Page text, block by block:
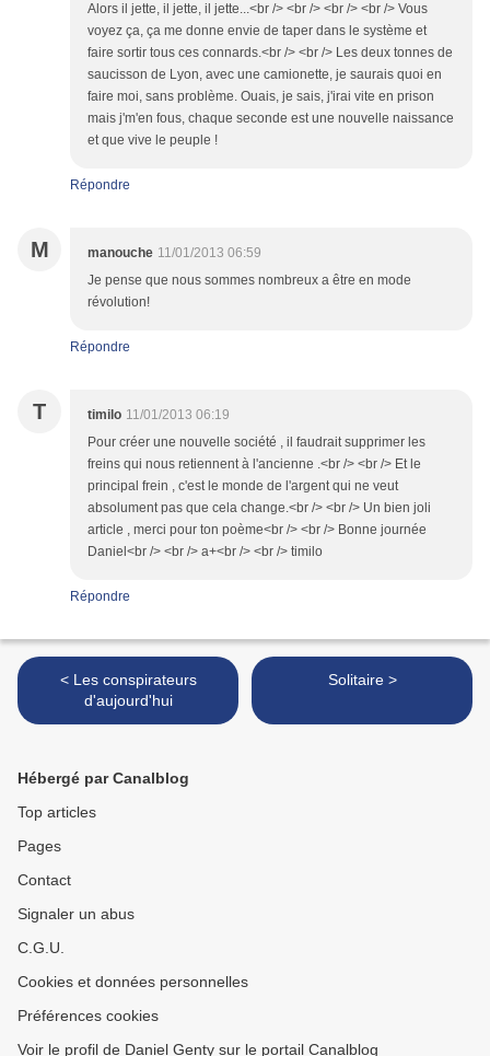
Alors il jette, il jette, il jette...<br /> <br /> <br /> <br /> Vous
voyez ça, ça me donne envie de taper dans le système et
faire sortir tous ces connards.<br /> <br /> Les deux tonnes de
saucisson de Lyon, avec une camionette, je saurais quoi en
faire moi, sans problème. Ouais, je sais, j'irai vite en prison
mais j'm'en fous, chaque seconde est une nouvelle naissance
et que vive le peuple !
Répondre
M manouche 11/01/2013 06:59
Je pense que nous sommes nombreux a être en mode
révolution!
Répondre
T timilo 11/01/2013 06:19
Pour créer une nouvelle société , il faudrait supprimer les
freins qui nous retiennent à l'ancienne .<br /> <br /> Et le
principal frein , c'est le monde de l'argent qui ne veut
absolument pas que cela change.<br /> <br /> Un bien joli
article , merci pour ton poème<br /> <br /> Bonne journée
Daniel<br /> <br /> a+<br /> <br /> timilo
Répondre
< Les conspirateurs
d'aujourd'hui
Solitaire >
Hébergé par Canalblog
Top articles
Pages
Contact
Signaler un abus
C.G.U.
Cookies et données personnelles
Préférences cookies
Voir le profil de Daniel Genty sur le portail Canalblog